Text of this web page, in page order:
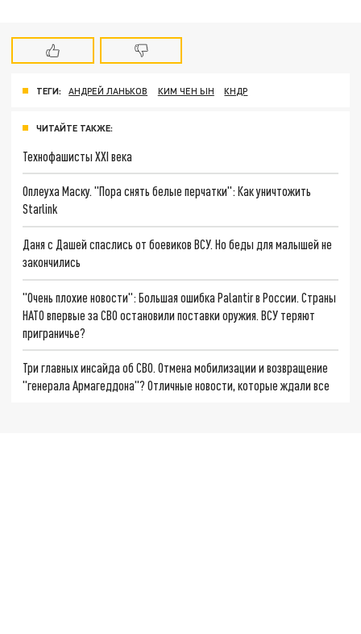
ТЕГИ: АНДРЕЙ ЛАНЬКОВ КИМ ЧЕН ЫН КНДР
ЧИТАЙТЕ ТАКЖЕ:
Технофашисты XXI века
Оплеуха Маску. "Пора снять белые перчатки": Как уничтожить
Starlink
Даня с Дашей спаслись от боевиков ВСУ. Но беды для малышей не
закончились
"Очень плохие новости": Большая ошибка Palantir в России. Страны
НАТО впервые за СВО остановили поставки оружия. ВСУ теряют
приграничье?
Три главных инсайда об СВО. Отмена мобилизации и возвращение
"генерала Армагеддона"? Отличные новости, которые ждали все